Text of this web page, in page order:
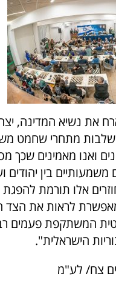
את נשיא המדינה,
מתחרי שחמט
ואנו מאמינים שכך
משמעותיים בין יהודים
אלו תורמת
לראות את הצד
המשתקפת פעמים
הישראלית".
צח/ לע"מ